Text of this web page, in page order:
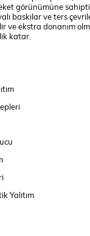
görünümüne
baskılar ve ters
ve ekstra donanım
katar.
Yalıtım